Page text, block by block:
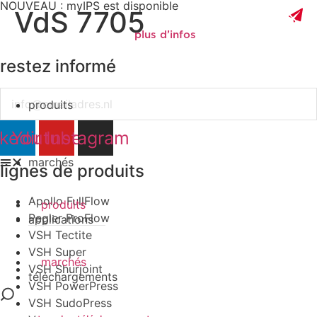
NOUVEAU : myIPS est disponible
plus d’infos
fermer
produits
marchés
applications
téléchargements
produits
marchés
VdS 7705
restez informé
YoutubeInstagram
lignes de produits
Apollo FullFlow
Pegler ProFlow
VSH Tectite
VSH Super
VSH Shurjoint
VSH PowerPress
VSH SudoPress